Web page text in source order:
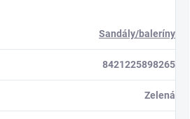
Sandály/baleríny
8421225898265
Zelená